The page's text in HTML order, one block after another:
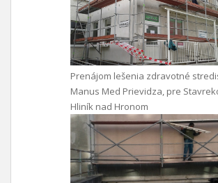
Prenájom lešenia zdravotné
Manus Med Prievidza, pre
Hliník nad Hronom